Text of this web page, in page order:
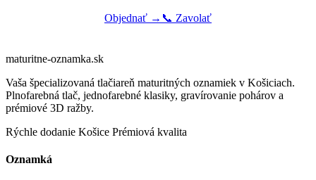
Objednať → 📞 Zavolať
maturitne-oznamka.sk
Vaša špecializovaná tlačiareň maturitných oznamiek v Košiciach.
Plnofarebná tlač, jednofarebné klasiky, gravírovanie pohárov a
prémiové 3D ražby.
Rýchle dodanie Košice Prémiová kvalita
Oznamká